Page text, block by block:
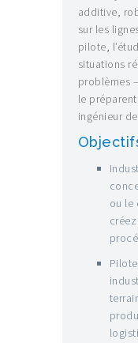
additive,
sur les
pilote,
situations
problèmes
le préparent
ingénieur
ou le